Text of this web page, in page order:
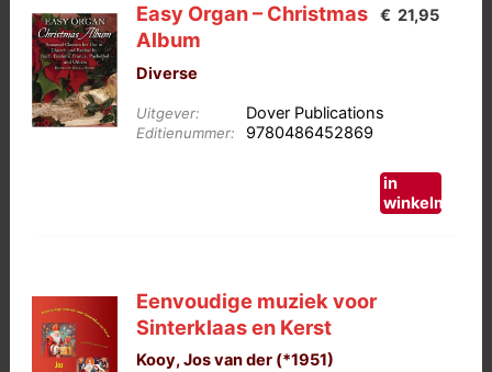
Easy Organ – Christmas
Album
Diverse
Uitgever: Dover Publications
Editienummer: 9780486452869
€ 21,95
in
winkelmand
Eenvoudige muziek voor
Sinterklaas en Kerst
Kooy, Jos van der (*1951)